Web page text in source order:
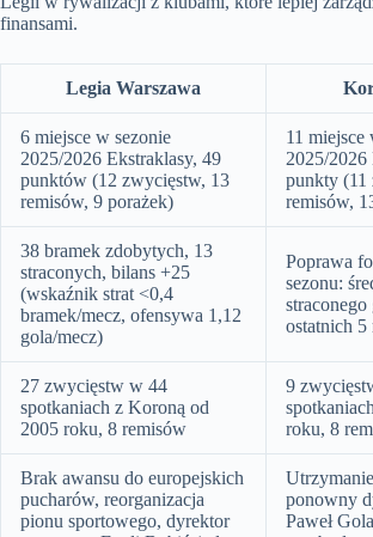
finansami.
Legia Warszawa
6 miejsce w sezonie
2025/2026 Ekstraklasy, 49
punktów (12 zwycięstw, 13
remisów, 9 porażek)
11 miejsce
2025/2026
punkty (11
remisów,
38 bramek zdobytych, 13
straconych, bilans +25
(wskaźnik strat <0,4
bramek/mecz, ofensywa 1,12
gola/mecz)
Poprawa
sezonu:
ostatnich 5
27 zwycięstw w 44
spotkaniach z Koroną od
2005 roku, 8 remisów
9
roku, 8
Brak awansu do europejskich
pucharów, reorganizacja
pionu sportowego, dyrektor
ponowny
Paweł